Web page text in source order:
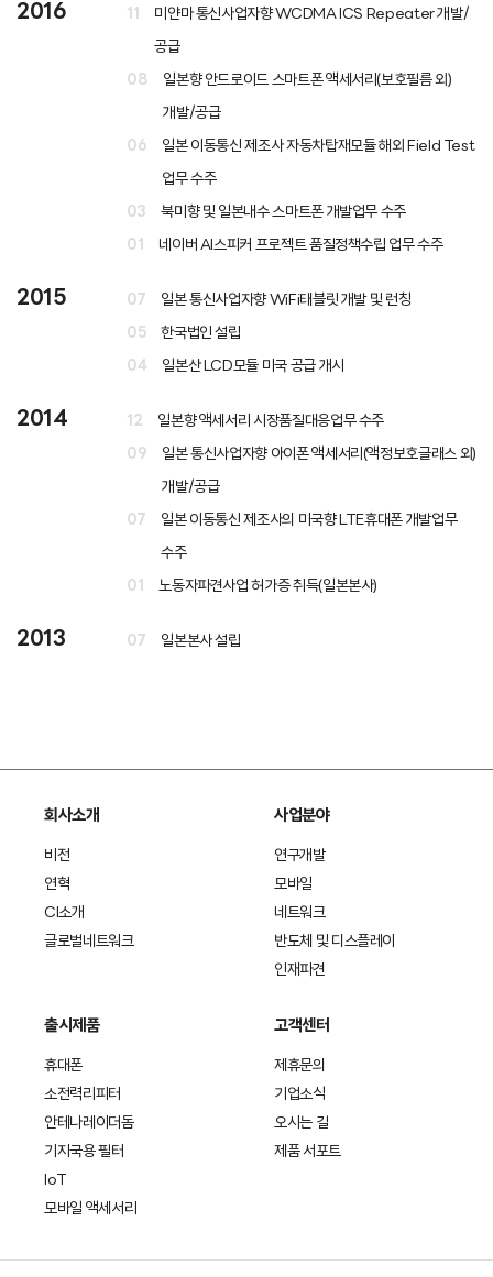
2016 11
미얀마 통신사업자향 WCDMA ICS Repeater 개발/
공급
08
일본향 안드로이드 스마트폰 액세서리(보호필름 외)
개발/공급
06
일본 이동통신 제조사 자동차탑재모듈 해외 Field Test
업무 수주
03
북미향 및 일본내수 스마트폰 개발업무 수주
01
네이버 AI스피커 프로젝트 품질정책수립 업무 수주
2015 07
일본 통신사업자향 WiFi태블릿 개발 및 런칭
05
한국법인 설립
04
일본산 LCD모듈 미국 공급 개시
2014 12
일본향 액세서리 시장품질대응업무 수주
09
일본 통신사업자향 아이폰 액세서리(액정보호글래스 외)
개발/공급
07
일본 이동통신 제조사의 미국향 LTE휴대폰 개발업무
수주
01
노동자파견사업 허가증 취득(일본본사)
2013 07 일본본사 설립
회사소개
비전
연혁
CI소개
글로벌네트워크
사업분야
연구개발
모바일
네트워크
반도체 및 디스플레이
인재파견
출시제품
휴대폰
소전력리피터
안테나레이더돔
기지국용 필터
IoT
모바일 액세서리
고객센터
제휴문의
기업소식
오시는 길
제품 서포트